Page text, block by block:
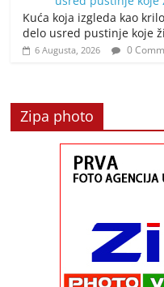
Kuća koja izgleda kao
delo usred pustinje koje
6 Augusta, 2026 0
Zipa photo